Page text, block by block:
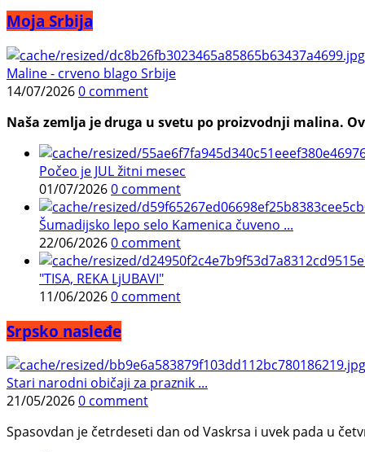
Moja Srbija
Maline - crveno blago Srbije
14/07/20260 comment
Naša zemlja je druga u svetu po proizvodnji malina.
Počeo je JUL žitni mesec
01/07/20260 comment
Šumadijsko lepo selo Kamenica čuveno ...
22/06/20260 comment
"TISA, REKA LjUBAVI"
11/06/20260 comment
Srpsko nasleđe
Stari narodni običaji za praznik ...
21/05/20260 comment
Spasovdan je četrdeseti dan od Vaskrsa i uvek pada u